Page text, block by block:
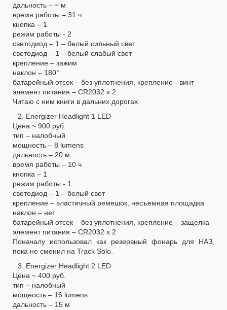
дальность – ~ м
время работы – 31 ч
кнопка – 1
режим работы - 2
светодиод – 1 – белый сильный свет
светодиод – 1 – белый слабый свет
крепление – зажим
наклон – 180°
батарейный отсек – без уплотнения, крепление - винт
элемент питания – CR2032 х 2
Читаю с ним книги в дальних дорогах.
2. Energizer Headlight 1 LED
Цена ~ 900 руб.
тип – налобный
мощность – 8 lumens
дальность – 20 м
время работы – 10 ч
кнопка – 1
режим работы - 1
светодиод – 1 – белый свет
крепление – эластичный ремешок, несъемная площадка
наклон – нет
батарейный отсек – без уплотнения, крепление – защелка
элемент питания – CR2032 х 2
Поначалу использовал как резервный фонарь для НАЗ,
пока не сменил на Track Solo.
3. Energizer Headlight 2 LED
Цена ~ 400 руб.
тип – налобный
мощность – 16 lumens
дальность – 15 м